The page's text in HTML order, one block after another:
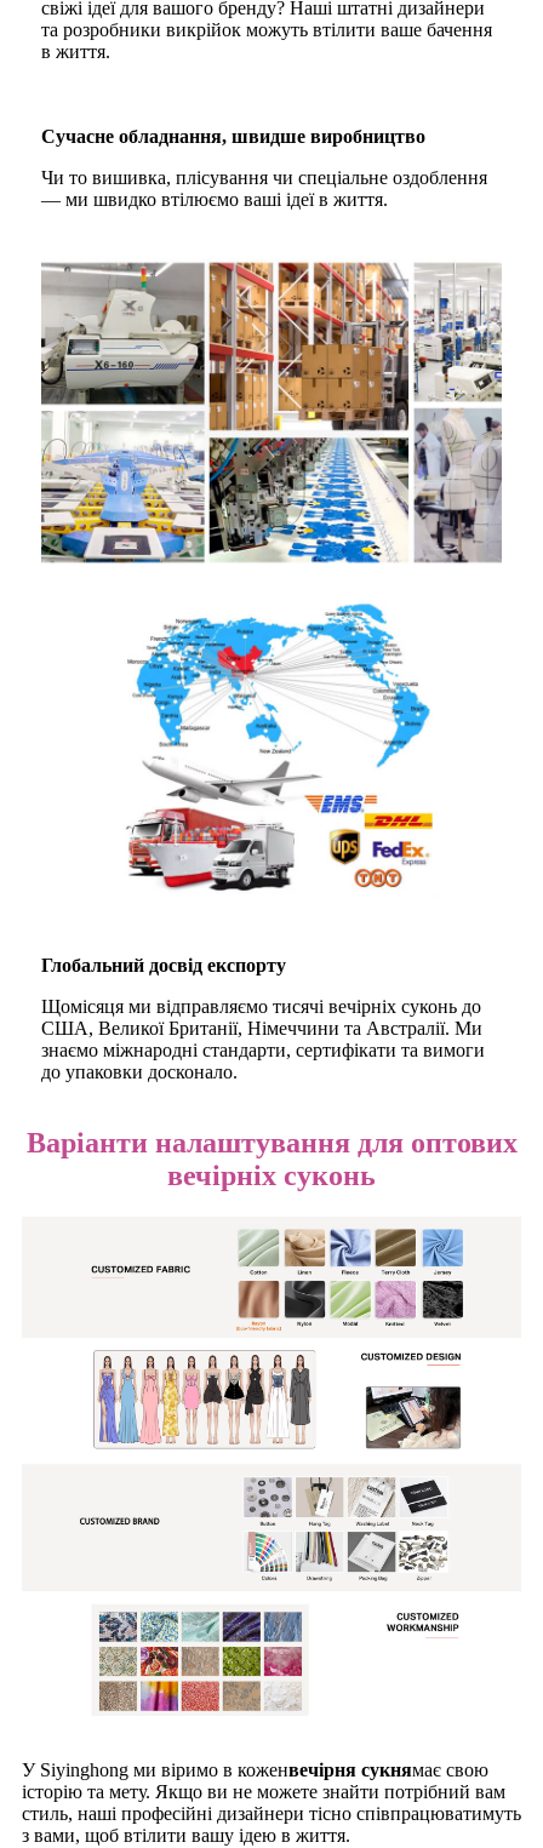
свіжі ідеї для вашого бренду? Наші штатні дизайнери
та розробники викрійок можуть втілити ваше бачення
в життя.
Сучасне обладнання, швидше виробництво
Чи то вишивка, плісування чи спеціальне оздоблення
— ми швидко втілюємо ваші ідеї в життя.
Глобальний досвід експорту
Щомісяця ми відправляємо тисячі вечірніх суконь до
США, Великої Британії, Німеччини та Австралії. Ми
знаємо міжнародні стандарти, сертифікати та вимоги
до упаковки досконало.
Варіанти налаштування для оптових
вечірніх суконь
У Siyinghong ми віримо в коженвечірня сукнямає свою
історію та мету. Якщо ви не можете знайти потрібний вам
стиль, наші професійні дизайнери тісно співпрацюватимуть
з вами, щоб втілити вашу ідею в життя.